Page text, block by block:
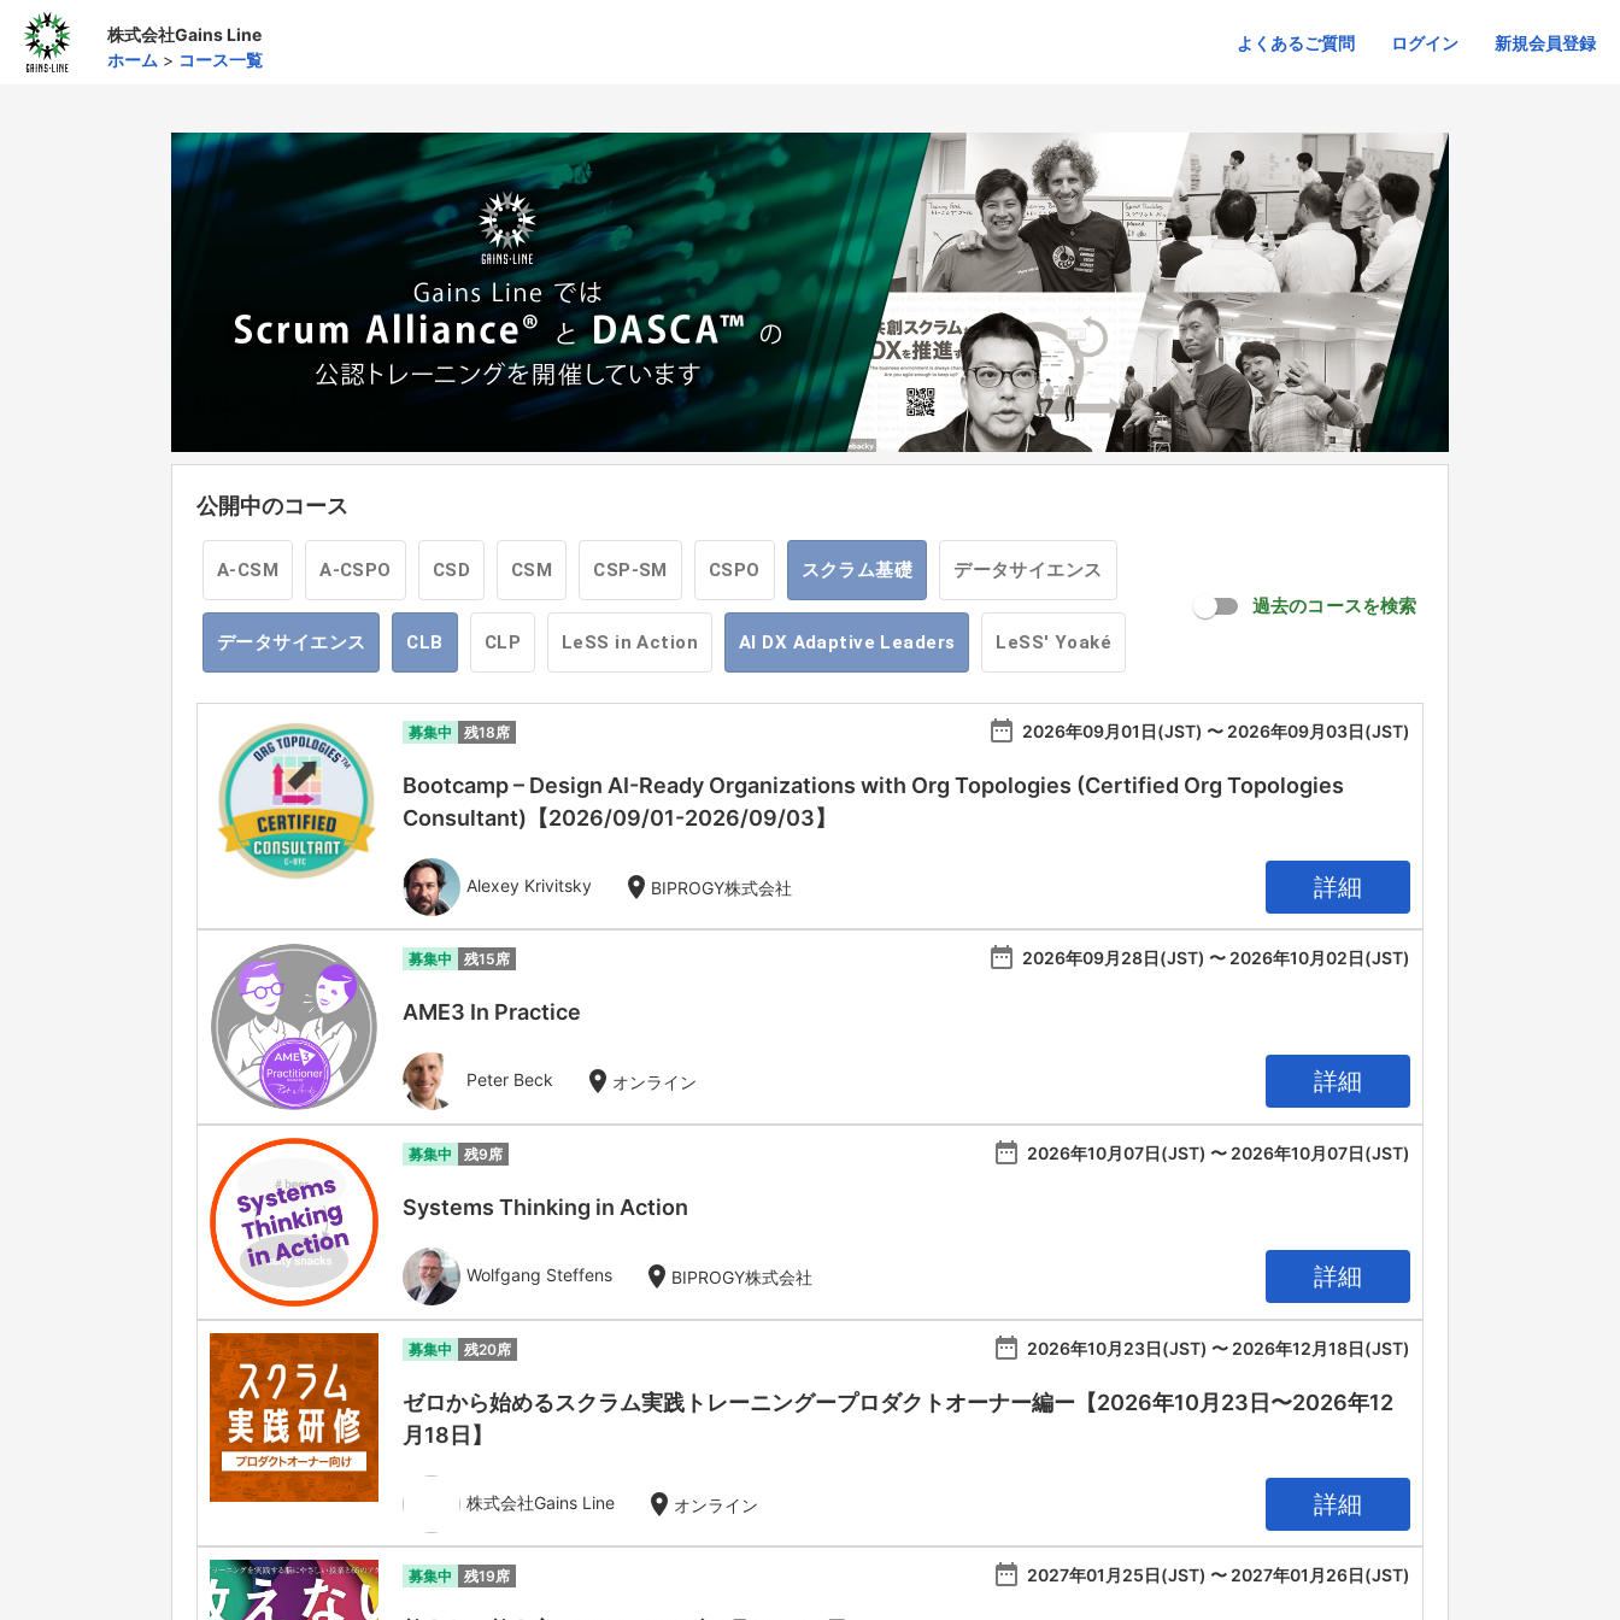
株式会社Gains Line
ホーム > コース一覧
よくあるご質問 ログイン 新規会員登録
公開中のコース
A-CSM A-CSPO CSD CSM CSP-SM CSPO スクラム基礎 データサイエンス
データサイエンス CLB CLP LeSS in Action AI DX Adaptive Leaders LeSS' Yoaké
過去のコースを検索
募集中 残18席 date_range 2026年09月01日(JST) 〜 2026年09月03日(JST)
Bootcamp – Design AI-Ready Organizations with Org Topologies (Certified Org Topologies
Consultant)【2026/09/01-2026/09/03】
Alexey Krivitsky location_on BIPROGY株式会社 詳細
募集中 残15席 date_range 2026年09月28日(JST) 〜 2026年10月02日(JST)
AME3 In Practice
Peter Beck location_on オンライン 詳細
募集中 残9席 date_range 2026年10月07日(JST) 〜 2026年10月07日(JST)
Systems Thinking in Action
Wolfgang Steffens location_on BIPROGY株式会社 詳細
募集中 残20席 date_range 2026年10月23日(JST) 〜 2026年12月18日(JST)
ゼロから始めるスクラム実践トレーニングープロダクトオーナー編ー【2026年10月23日〜2026年12
月18日】
株式会社Gains Line location_on オンライン 詳細
募集中 残19席 date_range 2027年01月25日(JST) 〜 2027年01月26日(JST)